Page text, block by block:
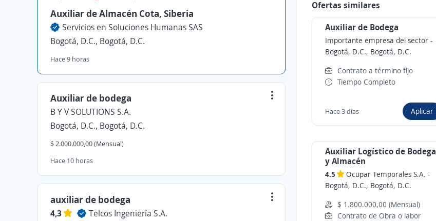
Auxiliar de Almacén Cota, Siberia
Servicios en Soluciones Humanas SAS
Bogotá, D.C., Bogotá, D.C.
Hace 9 horas
Auxiliar de bodega
B Y V SOLUTIONS S.A.
Bogotá, D.C., Bogotá, D.C.
$ 2.000.000,00 (Mensual)
Hace 10 horas
auxiliar de bodega
4,3
Telcos Ingeniería S.A.
Ofertas similares
Auxiliar de Bodega
Importante empresa del sector -
Bogotá, D.C., Bogotá, D.C.
Contrato a término fijo
Tiempo Completo
Hace 3 días Aplicar
Auxiliar Logístico de Bodega
y Almacén
4.5 Ocupar Temporales S.A. -
Bogotá, D.C., Bogotá, D.C.
$ 1.800.000,00 (Mensual)
Contrato de Obra o labor